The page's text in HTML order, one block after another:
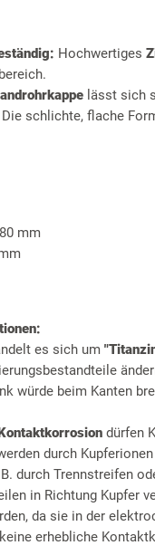
Hochwertiges
lässt sich
Die schlichte, flache
mm
es sich um
würde beim Kanten
dürfen
durch
durch Trennstreifen
in Richtung Kupfer
da sie in der
erhebliche